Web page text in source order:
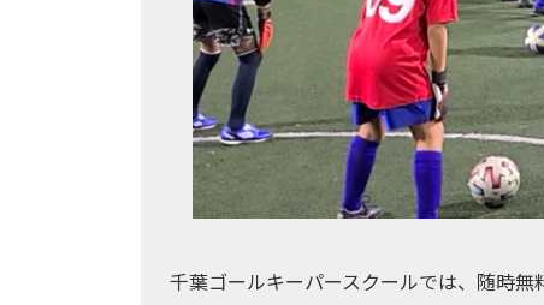
千葉ゴールキーパースクールでは、随時無